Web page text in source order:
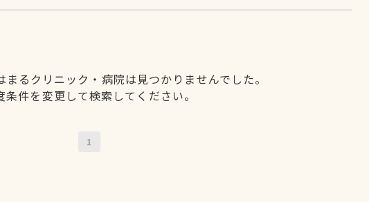
るクリニック・病院は見つかりませんでした。
条件を変更して検索してください。
1